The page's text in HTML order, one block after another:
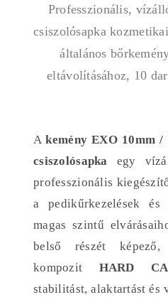
Professzionális,
csiszolósapka
általános
eltávolításához, 10
Akemény EXO 10mm /
csiszolósapka egy
professzionális
a pedikűrkezelések
magas szintű
belső részét
kompozit HARD
stabilitást, alaktartást és